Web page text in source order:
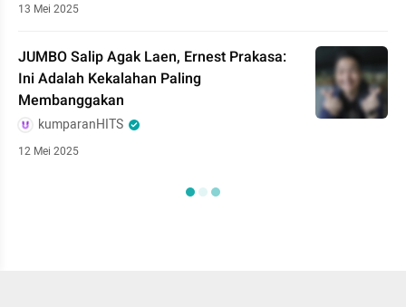
13 Mei 2025
JUMBO Salip Agak Laen, Ernest Prakasa:
Ini Adalah Kekalahan Paling
Membanggakan
kumparanHITS
12 Mei 2025